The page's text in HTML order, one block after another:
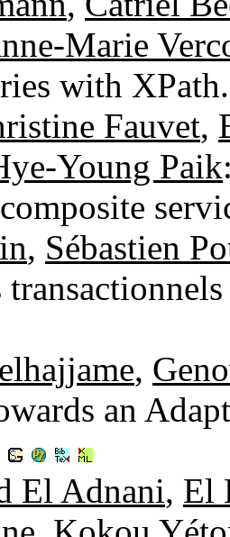
Marie
with
Fauvet,
Young Paik
, Sébastien
,
an
El Adnani, El